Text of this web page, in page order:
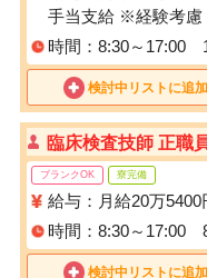
手当支給 ※経験考慮
時間：8:30～17:00
検討中リストに追加
臨床検査技師 正職
ブランクOK 寮完備
給与：月給20万5400
時間：8:30～17:00
検討中リストに追加